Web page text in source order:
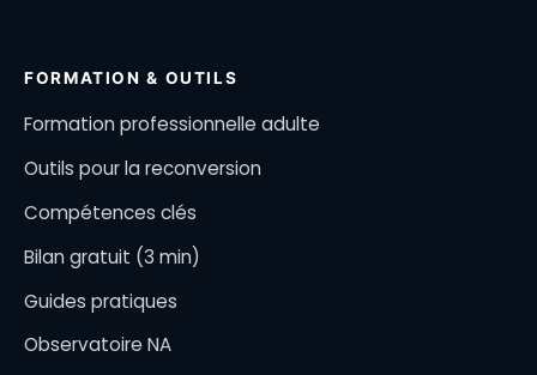
FORMATION & OUTILS
Formation professionnelle adulte
Outils pour la reconversion
Compétences clés
Bilan gratuit (3 min)
Guides pratiques
Observatoire NA